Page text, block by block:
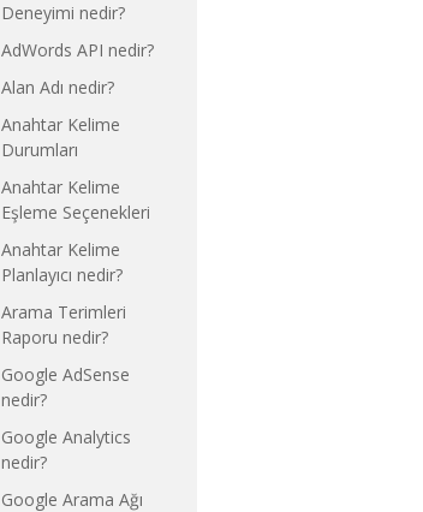
Deneyimi nedir?
AdWords API nedir?
Alan Adı nedir?
Anahtar Kelime
Durumları
Anahtar Kelime
Eşleme Seçenekleri
Anahtar Kelime
Planlayıcı nedir?
Arama Terimleri
Raporu nedir?
Google AdSense
nedir?
Google Analytics
nedir?
Google Arama Ağı